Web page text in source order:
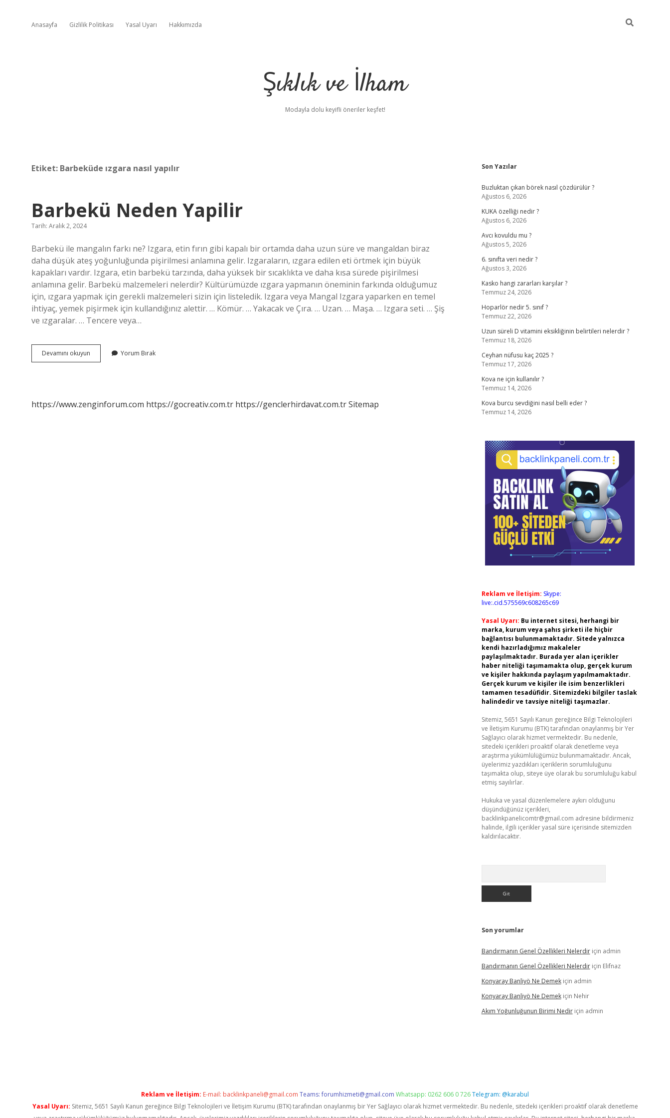
Anasayfa Gizlilik Politikası Yasal Uyarı Hakkımızda
Şıklık ve İlham
Modayla dolu keyifli öneriler keşfet!
Etiket: Barbeküde ızgara nasıl yapılır
Barbekü Neden Yapilir
Tarih: Aralık 2, 2024
Barbekü ile mangalın farkı ne? Izgara, etin fırın gibi kapalı bir ortamda daha uzun süre ve mangaldan biraz
daha düşük ateş yoğunluğunda pişirilmesi anlamına gelir. Izgaraların, ızgara edilen eti örtmek için büyük
kapakları vardır. Izgara, etin barbekü tarzında, daha yüksek bir sıcaklıkta ve daha kısa sürede pişirilmesi
anlamına gelir. Barbekü malzemeleri nelerdir? Kültürümüzde ızgara yapmanın öneminin farkında olduğumuz
için, ızgara yapmak için gerekli malzemeleri sizin için listeledik. Izgara veya Mangal Izgara yaparken en temel
ihtiyaç, yemek pişirmek için kullandığınız alettir. … Kömür. … Yakacak ve Çıra. … Uzan. … Maşa. … Izgara seti. … Şiş
ve ızgaralar. … Tencere veya…
Devamını okuyun Barbekü
Neden
Yorum Bırak
https://www.zenginforum.com https://gocreativ.com.tr https://genclerhirdavat.com.trSitemap
Sidebar
Son Yazılar
Buzluktan çıkan börek nasıl çözdürülür ?
Ağustos 6, 2026
KUKA özelliği nedir ?
Ağustos 6, 2026
Avcı kovuldu mu ?
Ağustos 5, 2026
6. sınıfta veri nedir ?
Ağustos 3, 2026
Kasko hangi zararları karşılar ?
Temmuz 24, 2026
Hoparlör nedir 5. sınıf ?
Temmuz 22, 2026
Uzun süreli D vitamini eksikliğinin belirtileri nelerdir ?
Temmuz 18, 2026
Ceyhan nüfusu kaç 2025 ?
Temmuz 17, 2026
Kova ne için kullanılır ?
Temmuz 14, 2026
Kova burcu sevdiğini nasıl belli eder ?
Temmuz 14, 2026
Reklam ve İletişim: Skype:
live:.cid.575569c608265c69
Yasal Uyarı: Bu internet sitesi, herhangi bir
marka, kurum veya şahıs şirketi ile hiçbir
bağlantısı bulunmamaktadır. Sitede yalnızca
kendi hazırladığımız makaleler
paylaşılmaktadır. Burada yer alan içerikler
haber niteliği taşımamakta olup, gerçek kurum
ve kişiler hakkında paylaşım yapılmamaktadır.
Gerçek kurum ve kişiler ile isim benzerlikleri
tamamen tesadüfidir. Sitemizdeki bilgiler taslak
halindedir ve tavsiye niteliği taşımazlar.
Sitemiz, 5651 Sayılı Kanun gereğince Bilgi Teknolojileri
ve İletişim Kurumu (BTK) tarafından onaylanmış bir Yer
Sağlayıcı olarak hizmet vermektedir. Bu nedenle,
sitedeki içerikleri proaktif olarak denetleme veya
araştırma yükümlülüğümüz bulunmamaktadır. Ancak,
üyelerimiz yazdıkları içeriklerin sorumluluğunu
taşımakta olup, siteye üye olarak bu sorumluluğu kabul
etmiş sayılırlar.
Hukuka ve yasal düzenlemelere aykırı olduğunu
düşündüğünüz içerikleri,
backlinkpanelicomtr@gmail.com adresine bildirmeniz
halinde, ilgili içerikler yasal süre içerisinde sitemizden
kaldırılacaktır.
Son yorumlar
Bandırmanın Genel Özellikleri Nelerdiriçin admin
Bandırmanın Genel Özellikleri Nelerdiriçin Elifnaz
Konyaray Banliyö Ne Demekiçin admin
Konyaray Banliyö Ne Demekiçin Nehir
Akım Yoğunluğunun Birimi Nediriçin admin
Reklam ve İletişim: E-mail: backlinkpaneli@gmail.com Teams:forumhizmeti@gmail.com Whatsapp: 0262 606 0 726Telegram: @karabul
Yasal Uyarı: Sitemiz, 5651 Sayılı Kanun gereğince Bilgi Teknolojileri ve İletişim Kurumu (BTK) tarafından onaylanmış bir Yer Sağlayıcı olarak hizmet vermektedir. Bu nedenle, sitedeki içerikleri proaktif olarak denetleme